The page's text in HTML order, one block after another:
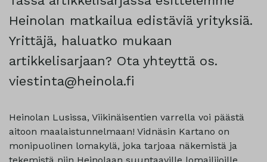
Heinolan matkailua edistäviä yrityksiä.
Yrittäjä, haluatko mukaan
artikkelisarjaan? Ota yhteyttä os.
viestinta@heinola.fi
Heinolan Lusissa, Viikinäisentien varrella voi päästä
aitoon maalaistunnelmaan! Vidnäsin Kartano on
monipuolinen lomakylä, joka tarjoaa näkemistä ja